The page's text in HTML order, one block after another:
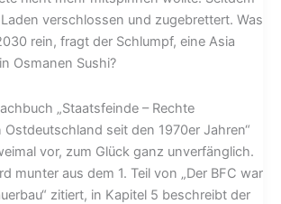
verschlossen und zugebrettert. Was
rein, fragt der Schlumpf, eine Asia
Osmanen Sushi?
„Staatsfeinde – Rechte
Ostdeutschland seit den 1970er Jahren“
vor, zum Glück ganz unverfänglich.
munter aus dem 1. Teil von „Der BFC war
zitiert, in Kapitel 5 beschreibt der